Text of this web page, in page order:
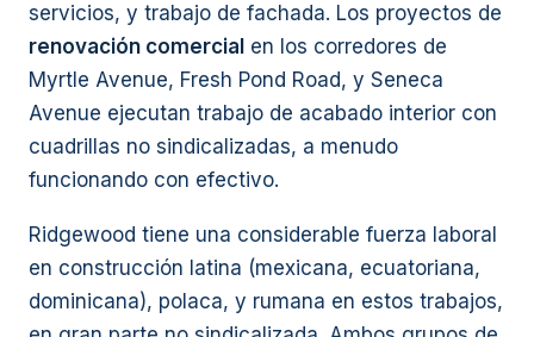
servicios, y trabajo de fachada. Los proyectos de
renovación comercial en los corredores de
Myrtle Avenue, Fresh Pond Road, y Seneca
Avenue ejecutan trabajo de acabado interior con
cuadrillas no sindicalizadas, a menudo
funcionando con efectivo.
Ridgewood tiene una considerable fuerza laboral
en construcción latina (mexicana, ecuatoriana,
dominicana), polaca, y rumana en estos trabajos,